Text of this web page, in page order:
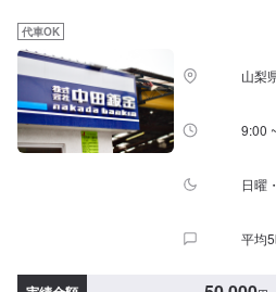
ださい。燃料代はお客様にご負担いただい
間】定休日：日曜日、祝日、第二土曜日営
代車OK
山梨
9:00
日曜
平均